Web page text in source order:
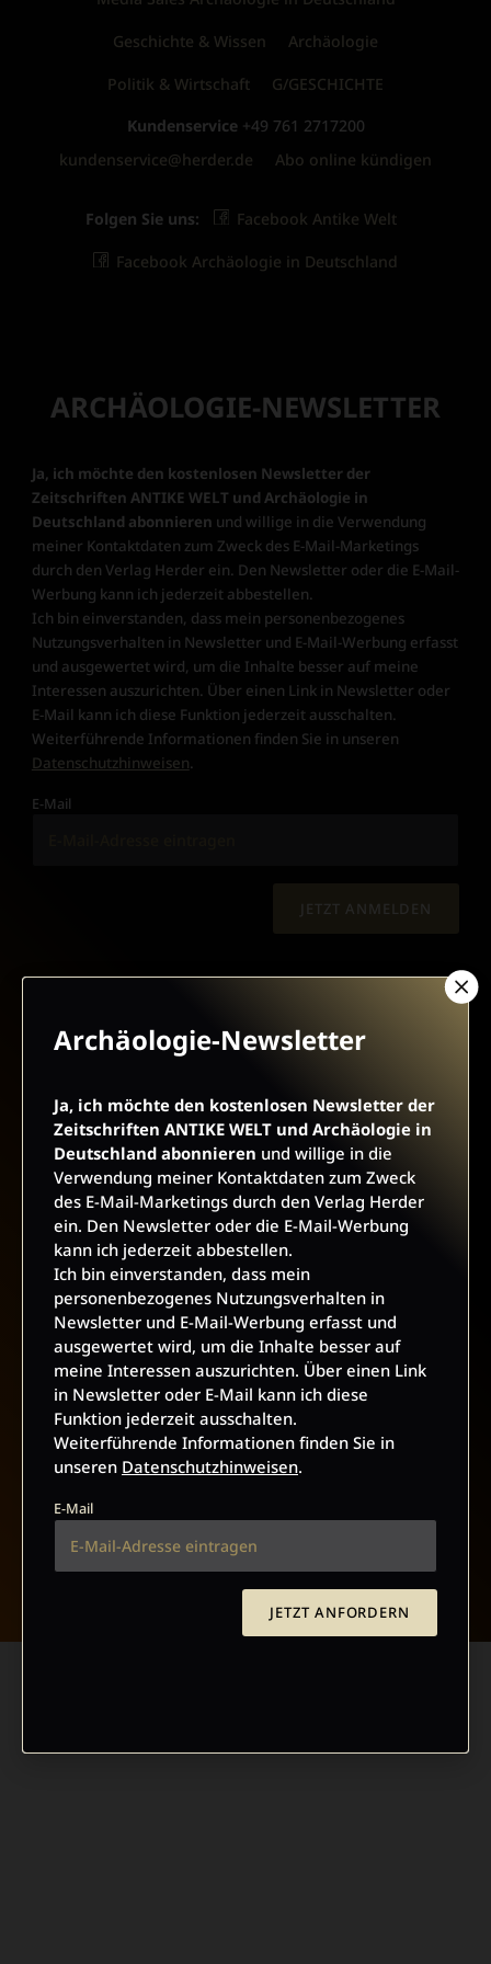
Geschichte & Wissen Archäologie
Politik & Wirtschaft G/GESCHICHTE
Kundenservice +49 761 2717200
kundenservice@herder.de
Abo online kündigen
Folgen Sie uns: Facebook Antike Welt
Facebook Archäologie in Deutschland
ARCHÄOLOGIE-NEWSLETTER
Ja, ich möchte den kostenlosen Newsletter der
Zeitschriften ANTIKE WELT und Archäologie in
Deutschland abonnieren und willige in die Verwendung
meiner Kontaktdaten zum Zweck des E-Mail-Marketings
durch den Verlag Herder ein. Den Newsletter oder die E-Mail-
Werbung kann ich jederzeit abbestellen.
Ich bin einverstanden, dass mein personenbezogenes
Nutzungsverhalten in Newsletter und E-Mail-Werbung erfasst
und ausgewertet wird, um die Inhalte besser auf meine
Interessen auszurichten. Über einen Link in Newsletter oder
E-Mail kann ich diese Funktion jederzeit ausschalten.
Weiterführende Informationen finden Sie in unseren
Datenschutzhinweisen
E-Mail
JETZT ANMELDEN
BARRIEREFREIHEIT IMPRESSUM
VERTRAG WIDERRUFEN
ABO ONLINE KÜNDIGEN
NACH OBEN
Archäologie-Newsletter
Ja, ich möchte den kostenlosen Newsletter der
Zeitschriften ANTIKE WELT und Archäologie in
Deutschland abonnieren und willige in die
Verwendung meiner Kontaktdaten zum Zweck
des E-Mail-Marketings durch den Verlag Herder
ein. Den Newsletter oder die E-Mail-Werbung
kann ich jederzeit abbestellen.
Ich bin einverstanden, dass mein
personenbezogenes Nutzungsverhalten in
Newsletter und E-Mail-Werbung erfasst und
ausgewertet wird, um die Inhalte besser auf
meine Interessen auszurichten. Über einen Link
in Newsletter oder E-Mail kann ich diese
Funktion jederzeit ausschalten.
Weiterführende Informationen finden Sie in
unseren Datenschutzhinweisen.
E-Mail
JETZT ANFORDERN